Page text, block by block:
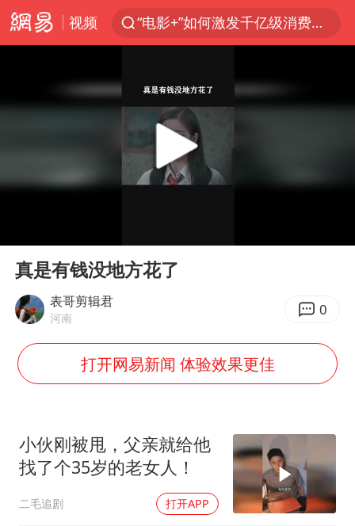
视频
“电影+”如何激发千亿级消费新活力？
曝韩国足协为外籍裁判员安排色情招待
台风白海豚加强
陈幸同晋级WTT横滨冠军赛8强
宇树科技中一签需缴款7.54万元
江苏发布台风蓝色预警
两名乘客在飞机上因调节座椅起冲突
台湾海峡南口北上船舶实施交通管制
Play
真是有钱没地方花了
表哥剪辑君
河南 0
打开网易新闻 体验效果更佳
小伙刚被甩，父亲就给他
找了个35岁的老女人！
二毛追剧 打开APP